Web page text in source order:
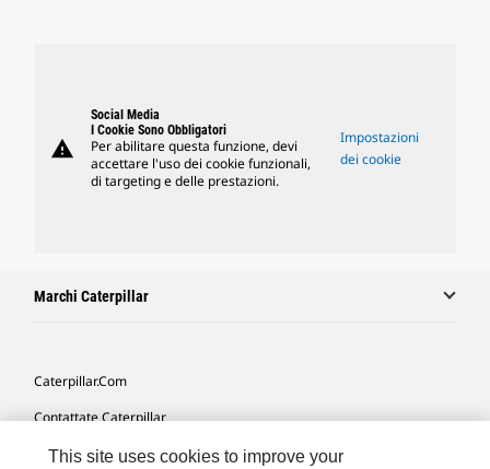
warning
Social Media
I Cookie Sono Obbligatori
Per abilitare questa funzione, devi
accettare l'uso dei cookie funzionali,
di targeting e delle prestazioni.
Impostazioni
dei cookie
Marchi Caterpillar
Caterpillar.com
Contattate Caterpillar
Le Mie Preferenze Di Marketing
This site uses cookies to improve your